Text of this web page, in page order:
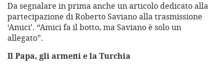
Da segnalare in prima anche un articolo dedicato alla
partecipazione di Roberto Saviano alla trasmissione
‘Amici’. “Amici fa il botto, ma Saviano è solo un
allegato”.
Il Papa, gli armeni e la Turchia